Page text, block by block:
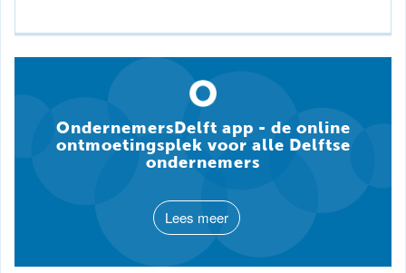
OndernemersDelft app - de online
ontmoetingsplek voor alle Delftse
ondernemers
Lees meer